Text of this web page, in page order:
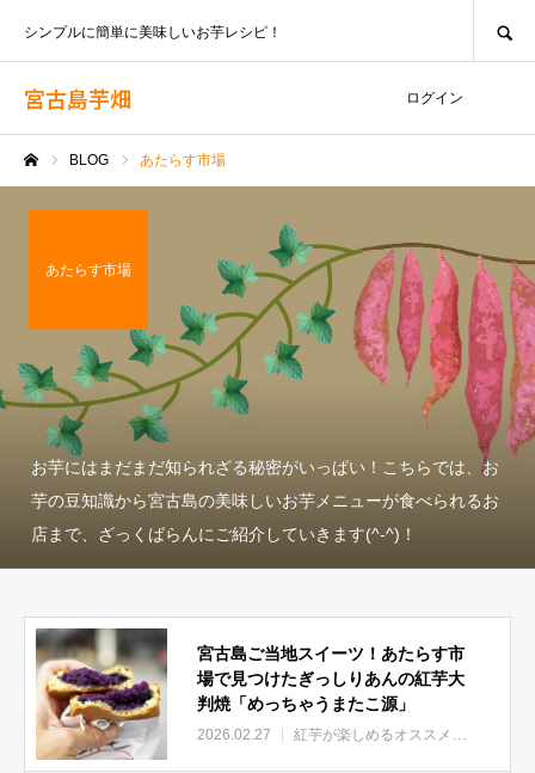
宮古島芋畑
シンプルに簡単に美味しいお芋レシピ！
ログイン
BLOG あたらす市場
あたらす市場
お芋にはまだまだ知られざる秘密がいっぱい！こちらでは、お
芋の豆知識から宮古島の美味しいお芋メニューが食べられるお
店まで、ざっくばらんにご紹介していきます(^-^)！
宮古島ご当地スイーツ！あたらす市
場で見つけたぎっしりあんの紅芋大
判焼「めっちゃうまたこ源」
2026.02.27 紅芋が楽しめるオススメ店